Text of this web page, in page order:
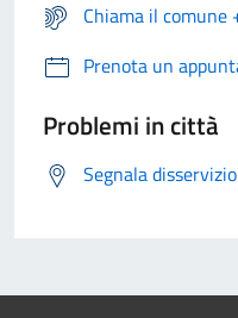
Chiama il
Prenota un
Problemi in città
Segnala disservizio